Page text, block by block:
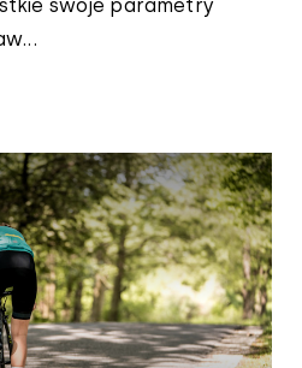
swoje parametry